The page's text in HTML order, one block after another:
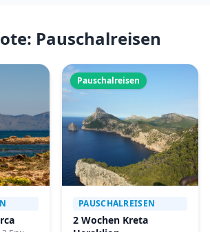
Pauschalreisen
Pauschalreisen
PAUSCHALREISEN
2 Wochen Kreta